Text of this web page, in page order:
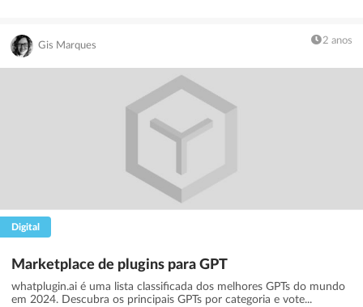
Gis Marques 2 anos
Digital
Marketplace de plugins para GPT
whatplugin.ai é uma lista classificada dos melhores GPTs do mundo
em 2024. Descubra os principais GPTs por categoria e vote...